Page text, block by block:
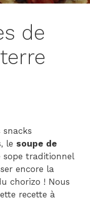
de
snacks
le soupe de
sope traditionnel
encore la
chorizo ​​! Nous
recette à